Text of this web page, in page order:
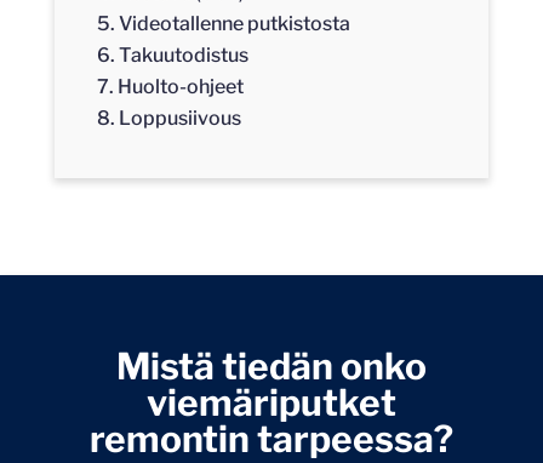
Videotallenne putkistosta
Takuutodistus
Huolto-ohjeet
Loppusiivous
Mistä tiedän onko
viemäriputket
remontin tarpeessa?